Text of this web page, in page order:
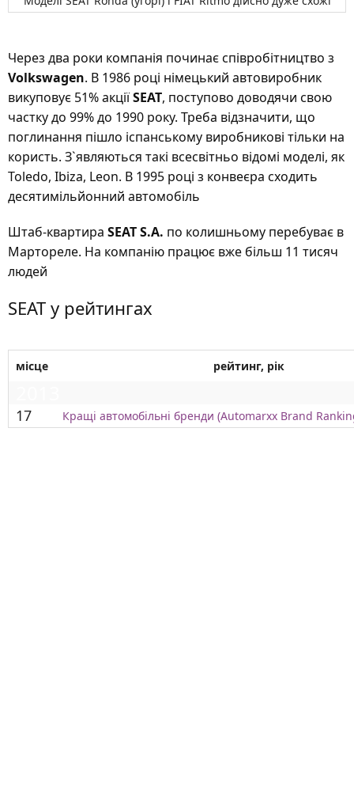
Через два роки компанія починає співробітництво з
Volkswagen. В 1986 році німецький автовиробник
викуповує 51% акціїSEAT, поступово доводячи свою
частку до 99% до 1990 року. Треба відзначити, що
поглинання пішло іспанському виробникові тільки на
користь. З`являються такі всесвітньо відомі моделі, як
Toledo, Ibiza, Leon. В 1995 році з конвеєра сходить
десятимільйонний автомобіль
Штаб-квартира SEAT S.A. по колишньому перебуває в
Мартореле. На компанію працює вже більш 11 тисяч
людей
SEAT у рейтингах
місце рейтинг, рік
17 Кращі автомобільні бренди (Automarxx Brand